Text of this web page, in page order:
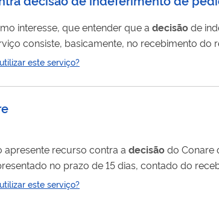
interesse, que entender que a decisãode
consiste, basicamente, no recebimento do
matéria suscitada e na
este serviço?
apresente recurso contra a decisãodo Conare
Pública. Mais informações no
direitos/refugio/servicos/recurso
este serviço?